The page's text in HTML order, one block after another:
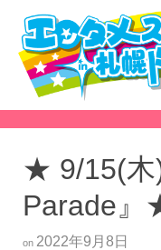
★ 9/15(木
Parade
on 2022年9月8日